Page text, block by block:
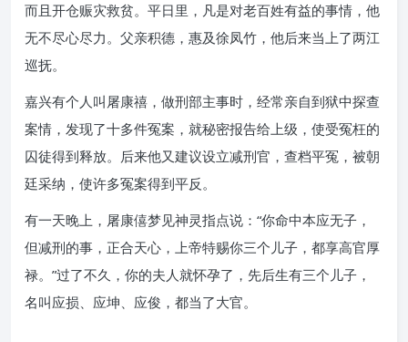
而且开仓赈灾救贫。平日里，凡是对老百姓有益的事情，他
无不尽心尽力。父亲积德，惠及徐凤竹，他后来当上了两江
巡抚。
嘉兴有个人叫屠康禧，做刑部主事时，经常亲自到狱中探查
案情，发现了十多件冤案，就秘密报告给上级，使受冤枉的
囚徒得到释放。后来他又建议设立减刑官，查档平冤，被朝
廷采纳，使许多冤案得到平反。
有一天晚上，屠康僖梦见神灵指点说：“你命中本应无子，
但减刑的事，正合天心，上帝特赐你三个儿子，都享高官厚
禄。”过了不久，你的夫人就怀孕了，先后生有三个儿子，
名叫应损、应坤、应俊，都当了大官。